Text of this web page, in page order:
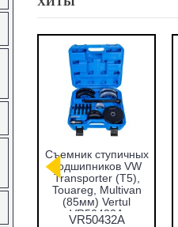
Съемник ступичных
подшипников VW
Transporter (T5),
Touareg, Multivan
(85мм) Vertul
VR50432A
VR50432A